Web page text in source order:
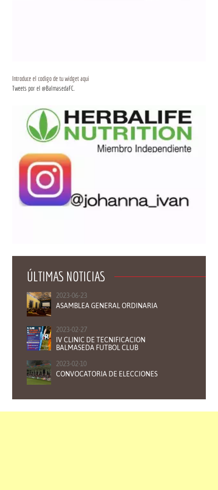
Introduce el codigo de tu widget aqui
Tweets por el @BalmasedaFC.
ÚLTIMAS NOTICIAS
2023-06-23
ASAMBLEA GENERAL ORDINARIA
2023-02-27
IV CLINIC DE TECNIFICACION
BALMASEDA FUTBOL CLUB
2023-02-10
CONVOCATORIA DE ELECCIONES